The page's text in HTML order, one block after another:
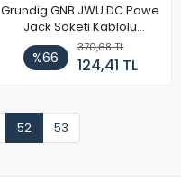
Grundig GNB JWU DC Powe
Jack Soketi Kablolu
DD0JWUAD000
%66
370,68 TL
124,41 TL
52 53